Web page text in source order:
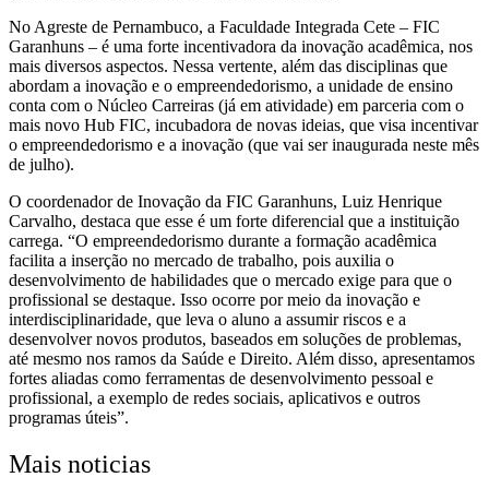
No Agreste de Pernambuco, a Faculdade Integrada Cete – FIC
Garanhuns – é uma forte incentivadora da inovação acadêmica, nos
mais diversos aspectos. Nessa vertente, além das disciplinas que
abordam a inovação e o empreendedorismo, a unidade de ensino
conta com o Núcleo Carreiras (já em atividade) em parceria com o
mais novo Hub FIC, incubadora de novas ideias, que visa incentivar
o empreendedorismo e a inovação (que vai ser inaugurada neste mês
de julho).
O coordenador de Inovação da FIC Garanhuns, Luiz Henrique
Carvalho, destaca que esse é um forte diferencial que a instituição
carrega. “O empreendedorismo durante a formação acadêmica
facilita a inserção no mercado de trabalho, pois auxilia o
desenvolvimento de habilidades que o mercado exige para que o
profissional se destaque. Isso ocorre por meio da inovação e
interdisciplinaridade, que leva o aluno a assumir riscos e a
desenvolver novos produtos, baseados em soluções de problemas,
até mesmo nos ramos da Saúde e Direito. Além disso, apresentamos
fortes aliadas como ferramentas de desenvolvimento pessoal e
profissional, a exemplo de redes sociais, aplicativos e outros
programas úteis”.
Mais noticias